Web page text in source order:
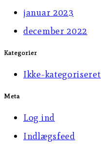
januar 2023
december 2022
Kategorier
Ikke-kategoriseret
Meta
Log ind
Indlægsfeed